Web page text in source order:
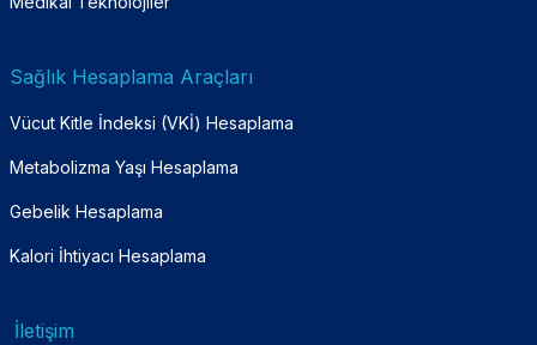
Sağlık Hesaplama Araçları
Vücut Kitle İndeksi (VKİ) Hesaplama
Metabolizma Yaşı Hesaplama
Gebelik Hesaplama
Kalori İhtiyacı Hesaplama
İletişim